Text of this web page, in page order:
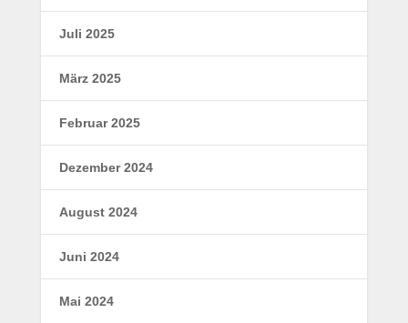
Juli 2025
März 2025
Februar 2025
Dezember 2024
August 2024
Juni 2024
Mai 2024